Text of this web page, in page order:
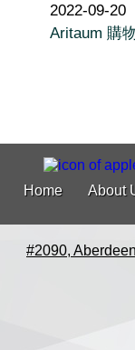
2022-09-20
Aritaum 購
Home About
#2090,